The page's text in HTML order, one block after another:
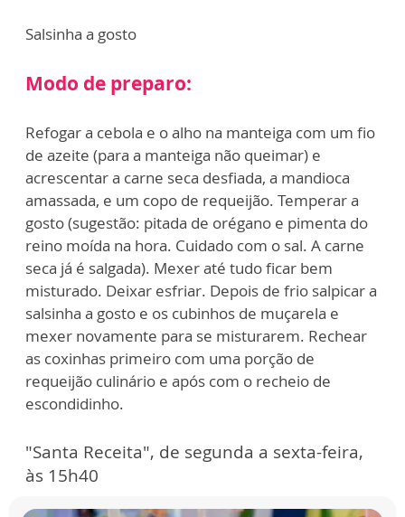
Salsinha a gosto
Modo de preparo:
Refogar a cebola e o alho na manteiga com um fio
de azeite (para a manteiga não queimar) e
acrescentar a carne seca desfiada, a mandioca
amassada, e um copo de requeijão. Temperar a
gosto (sugestão: pitada de orégano e pimenta do
reino moída na hora. Cuidado com o sal. A carne
seca já é salgada). Mexer até tudo ficar bem
misturado. Deixar esfriar. Depois de frio salpicar a
salsinha a gosto e os cubinhos de muçarela e
mexer novamente para se misturarem. Rechear
as coxinhas primeiro com uma porção de
requeijão culinário e após com o recheio de
escondidinho.
"Santa Receita", de segunda a sexta-feira,
às 15h40